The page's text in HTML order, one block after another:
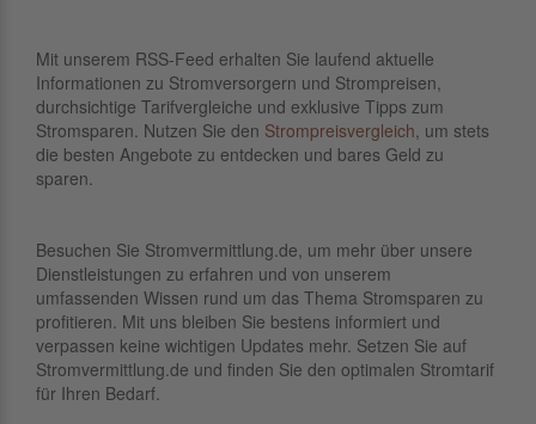
Mit unserem RSS-Feed erhalten Sie laufend aktuelle
Informationen zu Stromversorgern und Strompreisen,
durchsichtige Tarifvergleiche und exklusive Tipps zum
Stromsparen. Nutzen Sie den Strompreisvergleich, um stets
die besten Angebote zu entdecken und bares Geld zu
sparen.
Besuchen Sie Stromvermittlung.de, um mehr über unsere
Dienstleistungen zu erfahren und von unserem
umfassenden Wissen rund um das Thema Stromsparen zu
profitieren. Mit uns bleiben Sie bestens informiert und
verpassen keine wichtigen Updates mehr. Setzen Sie auf
Stromvermittlung.de und finden Sie den optimalen Stromtarif
für Ihren Bedarf.